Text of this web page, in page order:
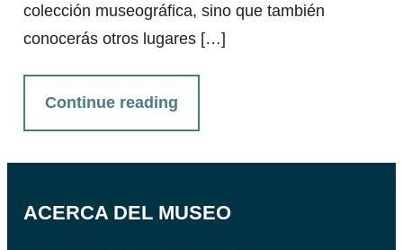
colección museográfica, sino que también
conocerás otros lugares […]
Continue reading
ACERCA DEL MUSEO